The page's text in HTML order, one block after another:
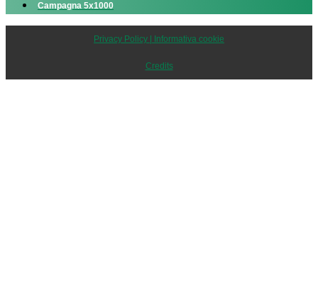
Campagna 5x1000
Privacy Policy | Informativa cookie
Credits